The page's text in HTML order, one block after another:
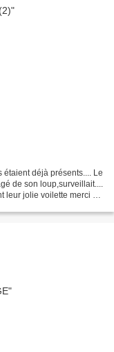
étaient déjà présents.... Le
de son loup,surveillait....
leur jolie voilette merci de